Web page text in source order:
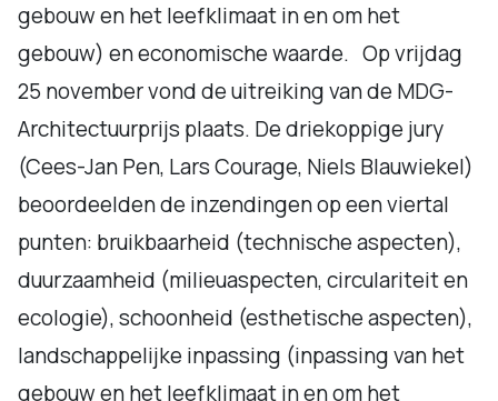
gebouw en het leefklimaat in en om het
gebouw) en economische waarde. Op vrijdag
25 november vond de uitreiking van de MDG-
Architectuurprijs plaats. De driekoppige jury
(Cees-Jan Pen, Lars Courage, Niels Blauwiekel)
beoordeelden de inzendingen op een viertal
punten: bruikbaarheid (technische aspecten),
duurzaamheid (milieuaspecten, circulariteit en
ecologie), schoonheid (esthetische aspecten),
landschappelijke inpassing (inpassing van het
gebouw en het leefklimaat in en om het